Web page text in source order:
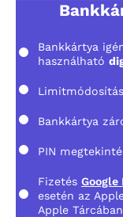
Bankkártya
használható
Limitmódosítás
Bankkártya
PIN
Fizetés Google
esetén az
Apple